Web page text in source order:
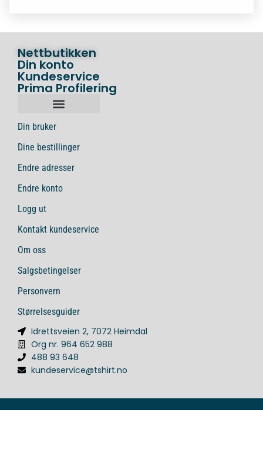
Nettbutikken
Din konto
Kundeservice
Prima Profilering
Din bruker
Dine bestillinger
Endre adresser
Endre konto
Logg ut
Kontakt kundeservice
Om oss
Salgsbetingelser
Personvern
Størrelsesguider
Idrettsveien 2, 7072 Heimdal
Org nr. 964 652 988
488 93 648
kundeservice@tshirt.no